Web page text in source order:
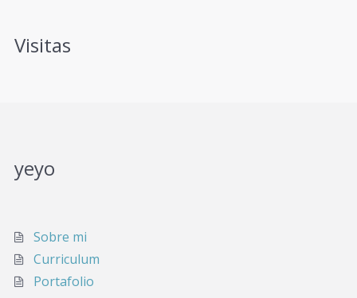
Visitas
yeyo
Sobre mi
Curriculum
Portafolio